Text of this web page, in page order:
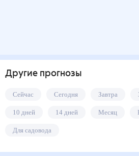
Другие прогнозы
Сейчас Сегодня Завтра
10 дней 14 дней Месяц
Для садовода